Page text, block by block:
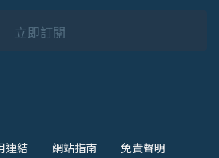
立即訂閱
連結 網站指南 免責聲明